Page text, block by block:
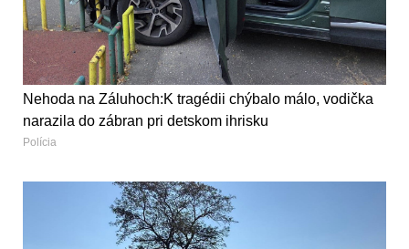
Nehoda na Záluhoch:K tragédii chýbalo málo, vodička
narazila do zábran pri detskom ihrisku
Polícia